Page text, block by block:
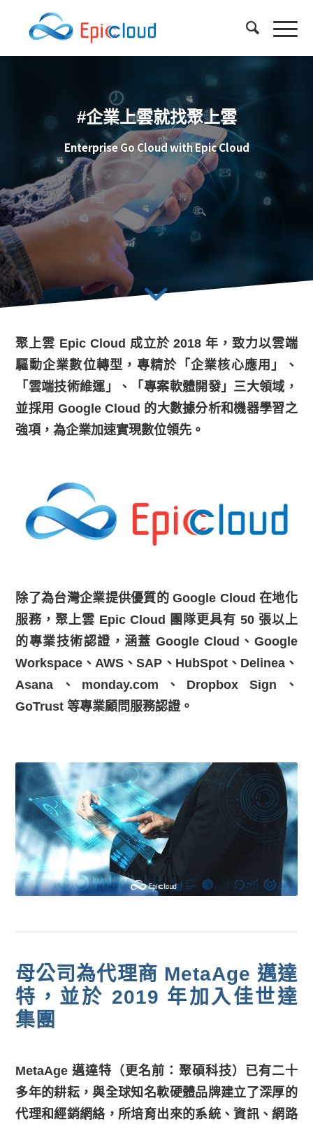
#企業上雲就找聚上雲
Enterprise Go Cloud with Epic Cloud
聚上雲 Epic Cloud 成立於 2018 年，致力以雲端
驅動企業數位轉型，專精於「企業核心應用」、
「雲端技術維運」、「專案軟體開發」三大領域，
並採用 Google Cloud 的大數據分析和機器學習之
強項，為企業加速實現數位領先。
除了為台灣企業提供優質的 Google Cloud 在地化
服務，聚上雲 Epic Cloud 團隊更具有 50 張以上
的專業技術認證，涵蓋 Google Cloud、Google
Workspace、AWS、SAP、HubSpot、Delinea、
Asana、monday.com、Dropbox Sign、
GoTrust 等專業顧問服務認證。
母公司為代理商 MetaAge 邁達
特，並於 2019 年加入佳世達
集團
MetaAge 邁達特（更名前：聚碩科技）已有二十
多年的耕耘，與全球知名軟硬體品牌建立了深厚的
代理和經銷網絡，所培育出來的系統、資訊、網路